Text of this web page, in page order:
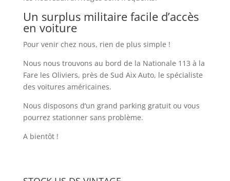
Un surplus militaire facile d’accès
en voiture
Pour venir chez nous, rien de plus simple !
Nous nous trouvons au bord de la Nationale 113 à la
Fare les Oliviers, près de Sud Aix Auto, le spécialiste
des voitures américaines.
Nous disposons d’un grand parking gratuit ou vous
pourrez stationner sans problème.
A bientôt !